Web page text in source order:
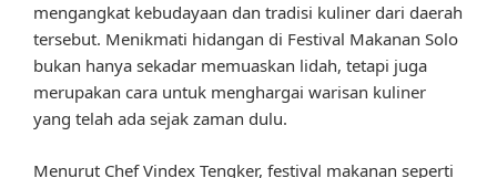
mengangkat kebudayaan dan tradisi kuliner dari daerah
tersebut. Menikmati hidangan di Festival Makanan Solo
bukan hanya sekadar memuaskan lidah, tetapi juga
merupakan cara untuk menghargai warisan kuliner
yang telah ada sejak zaman dulu.
Menurut Chef Vindex Tengker, festival makanan seperti